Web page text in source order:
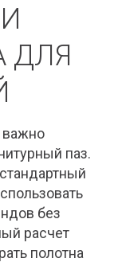
ДЛЯ
важно
паз.
без
расчет
полотна